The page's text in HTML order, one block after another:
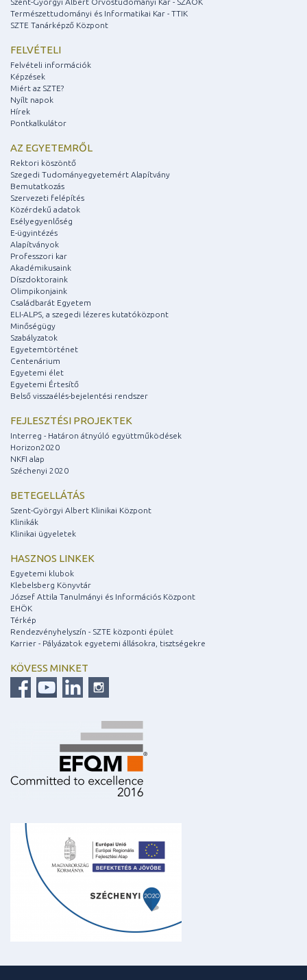
Szent-Györgyi Albert Orvostudományi Kar - SZAOK
Természettudományi és Informatikai Kar - TTIK
SZTE Tanárképző Központ
FELVÉTELI
Felvételi információk
Képzések
Miért az SZTE?
Nyílt napok
Hírek
Pontkalkulátor
AZ EGYETEMRŐL
Rektori köszöntő
Szegedi Tudományegyetemért Alapítvány
Bemutatkozás
Szervezeti felépítés
Közérdekű adatok
Esélyegyenlőség
E-ügyintézés
Alapítványok
Professzori kar
Akadémikusaink
Díszdoktoraink
Olimpikonjaink
Családbarát Egyetem
ELI-ALPS, a szegedi lézeres kutatóközpont
Minőségügy
Szabályzatok
Egyetemtörténet
Centenárium
Egyetemi élet
Egyetemi Értesítő
Belső visszaélés-bejelentési rendszer
FEJLESZTÉSI PROJEKTEK
Interreg - Határon átnyúló együttműködések
Horizon2020
NKFI alap
Széchenyi 2020
BETEGELLÁTÁS
Szent-Györgyi Albert Klinikai Központ
Klinikák
Klinikai ügyeletek
HASZNOS LINKEK
Egyetemi klubok
Klebelsberg Könyvtár
József Attila Tanulmányi és Információs Központ
EHÖK
Térkép
Rendezvényhelyszín - SZTE központi épület
Karrier - Pályázatok egyetemi állásokra, tisztségekre
KÖVESS MINKET